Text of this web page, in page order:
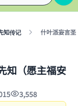
知传记 什叶派妄言
知（愿主福安
3,558